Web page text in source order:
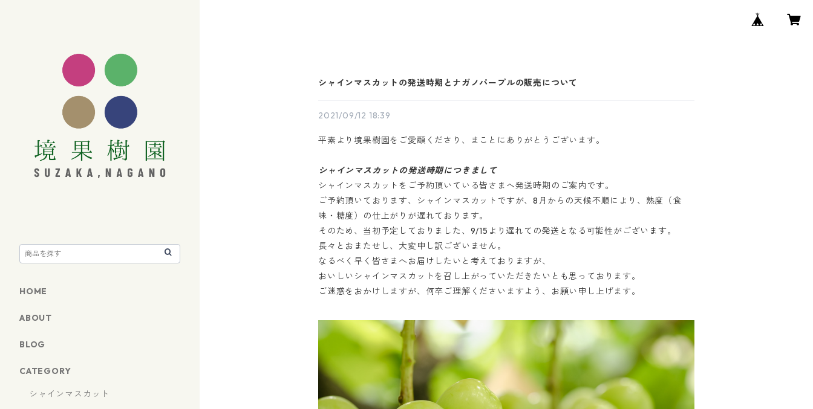
シャインマスカットの発送時期とナガノパープルの販売について
2021/09/12 18:39
平素より境果樹園をご愛顧くださり、まことにありがとうございます。
シャインマスカットの発送時期につきまして
シャインマスカットをご予約頂いている皆さまへ発送時期のご案内です。
ご予約頂いております、シャインマスカットですが、8月からの天候不順により、熟度（食
味・糖度）の仕上がりが遅れております。
そのため、当初予定しておりました、9/15より遅れての発送となる可能性がございます。
長々とおまたせし、大変申し訳ございません。
なるべく早く皆さまへお届けしたいと考えておりますが、
おいしいシャインマスカットを召し上がっていただきたいとも思っております。
ご迷惑をおかけしますが、何卒ご理解くださいますよう、お願い申し上げます。
HOME
ABOUT
BLOG
CATEGORY
シャインマスカット